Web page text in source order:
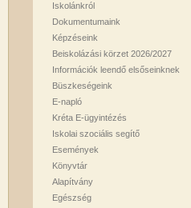
Iskolánkról
Dokumentumaink
Képzéseink
Beiskolázási körzet 2026/2027
Információk leendő elsőseinknek
Büszkeségeink
E-napló
Kréta E-ügyintézés
Iskolai szociális segítő
Események
Könyvtár
Alapítvány
Egészség